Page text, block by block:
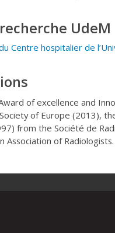
UdeM
Centre hospitalier de
of excellence and
of Europe (2013),
from the Société de
Association of Radiologists.